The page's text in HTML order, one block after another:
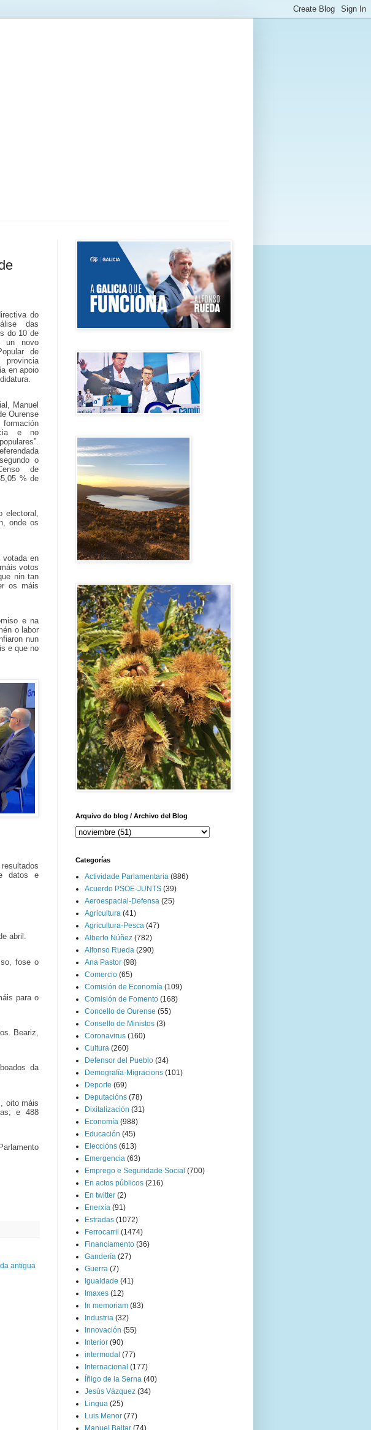
do
das
do 10 de
un novo
de
en apoio
Manuel
Ourense
e no
o
de
% de
electoral,
onde os
votada en
votos
nin tan
os máis
e na
o labor
nun
e que no
datos e
abril.
fose o
para o
Beariz,
da
oito máis
e 488
antigua
Arquivo do blog / Archivo del Blog
Categorías
Actividade Parlamentaria (886)
Acuerdo PSOE-JUNTS (39)
Aeroespacial-Defensa (25)
Agricultura (41)
Agricultura-Pesca (47)
Alberto Núñez (782)
Alfonso Rueda (290)
Ana Pastor (98)
Comercio (65)
Comisión de Economía (109)
Comisión de Fomento (168)
Concello de Ourense (55)
Consello de Ministos (3)
Coronavirus (160)
Cultura (260)
Defensor del Pueblo (34)
Demografía-Migracions (101)
Deporte (69)
Deputacións (78)
Dixitalización (31)
Economía (988)
Educación (45)
Eleccións (613)
Emergencia (63)
Emprego e Seguridade Social (700)
En actos públicos (216)
En twitter (2)
Enerxía (91)
Estradas (1072)
Ferrocarril (1474)
Financiamento (36)
Gandería (27)
Guerra (7)
Igualdade (41)
Imaxes (12)
In memoriam (83)
Industria (32)
Innovación (55)
Interior (90)
intermodal (77)
Internacional (177)
Íñigo de la Serna (40)
Jesús Vázquez (34)
Lingua (25)
Luis Menor (77)
Manuel Baltar (74)